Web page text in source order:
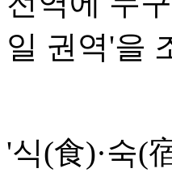
일 권역'을
'식(食)·숙(